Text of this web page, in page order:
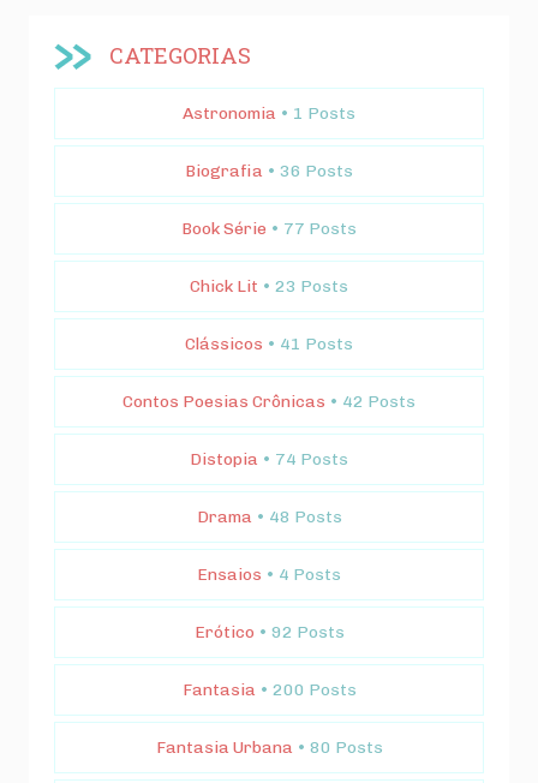
CATEGORIAS
Astronomia • 1 Posts
Biografia • 36 Posts
Book Série • 77 Posts
Chick Lit • 23 Posts
Clássicos • 41 Posts
Contos Poesias Crônicas • 42 Posts
Distopia • 74 Posts
Drama • 48 Posts
Ensaios • 4 Posts
Erótico • 92 Posts
Fantasia • 200 Posts
Fantasia Urbana • 80 Posts